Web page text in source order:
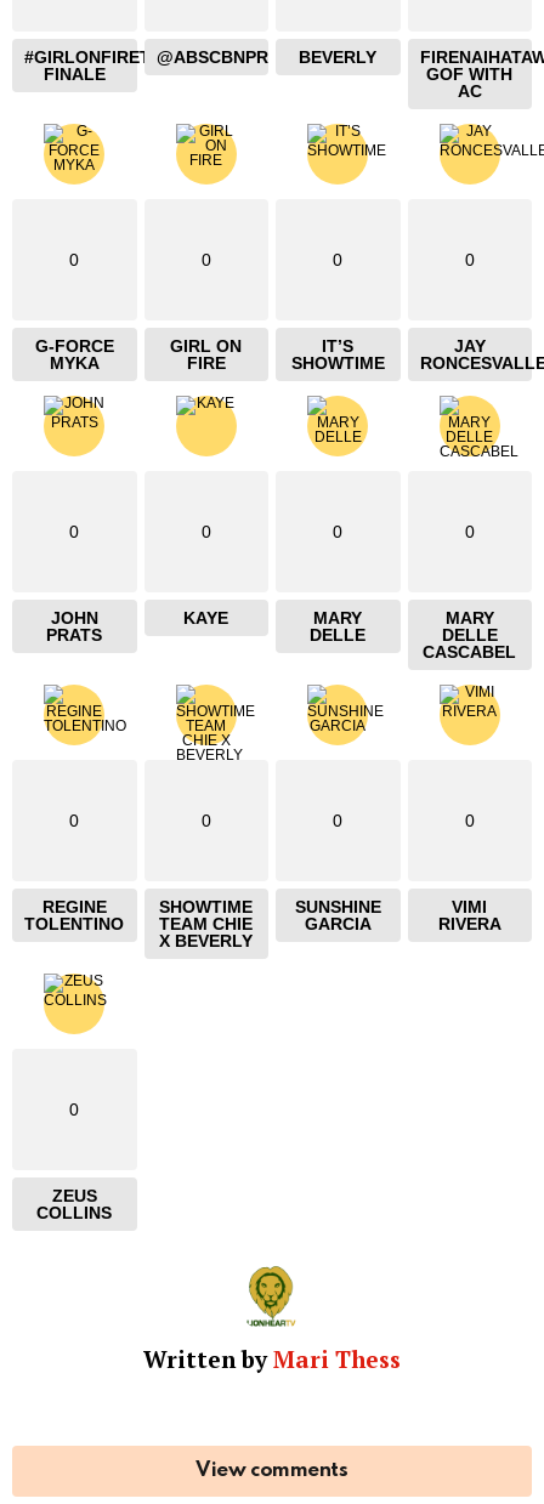
#GIRLONFIRETHEBLAZING
FINALE
@ABSCBNPR BEVERLY
GOF WITH
AC
0
G-FORCE
MYKA
0
GIRL ON
FIRE
0
IT’S
SHOWTIME
0
JAY
0
JOHN
PRATS
0
KAYE
0
MARY
DELLE
0
MARY
DELLE
CASCABEL
0
REGINE
TOLENTINO
0
SHOWTIME
TEAM CHIE
X BEVERLY
0
SUNSHINE
GARCIA
0
VIMI
RIVERA
0
ZEUS
COLLINS
Written byMari Thess
View comments